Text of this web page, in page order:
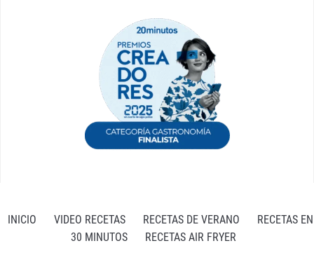
INICIO VIDEO RECETAS RECETAS DE VERANO
RECETAS EN
30 MINUTOS
RECETAS AIR FRYER